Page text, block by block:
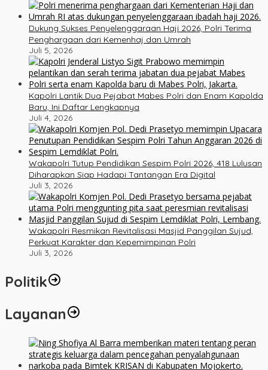
Dukung Sukses Penyelenggaraan Haji 2026, Polri Terima
Penghargaan dari Kemenhaj dan Umrah
Juli 5, 2026
Kapolri Lantik Dua Pejabat Mabes Polri dan Enam Kapolda
Baru, Ini Daftar Lengkapnya
Juli 4, 2026
Wakapolri Tutup Pendidikan Sespim Polri 2026, 418 Lulusan
Diharapkan Siap Hadapi Tantangan Era Digital
Juli 3, 2026
Wakapolri Resmikan Revitalisasi Masjid Panggilan Sujud,
Perkuat Karakter dan Kepemimpinan Polri
Juli 3, 2026
Politik
Layanan